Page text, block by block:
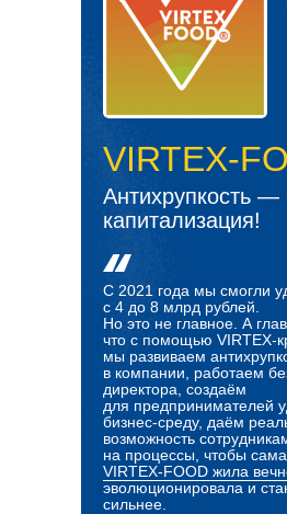
VIRTEX-
С 2021 года мы смогли
с 4 до 8 млрд рублей.
Но это не главное. А
что с помощью VIRTEX-
мы развиваем
в компании, работаем
директора, создаём
для предпринимателей
бизнес-среду, даём
возможность
на процессы, чтобы
VIRTEX-FOOD жила
эволюционировала и
сильнее.
Антихрупкость —
капитализация!